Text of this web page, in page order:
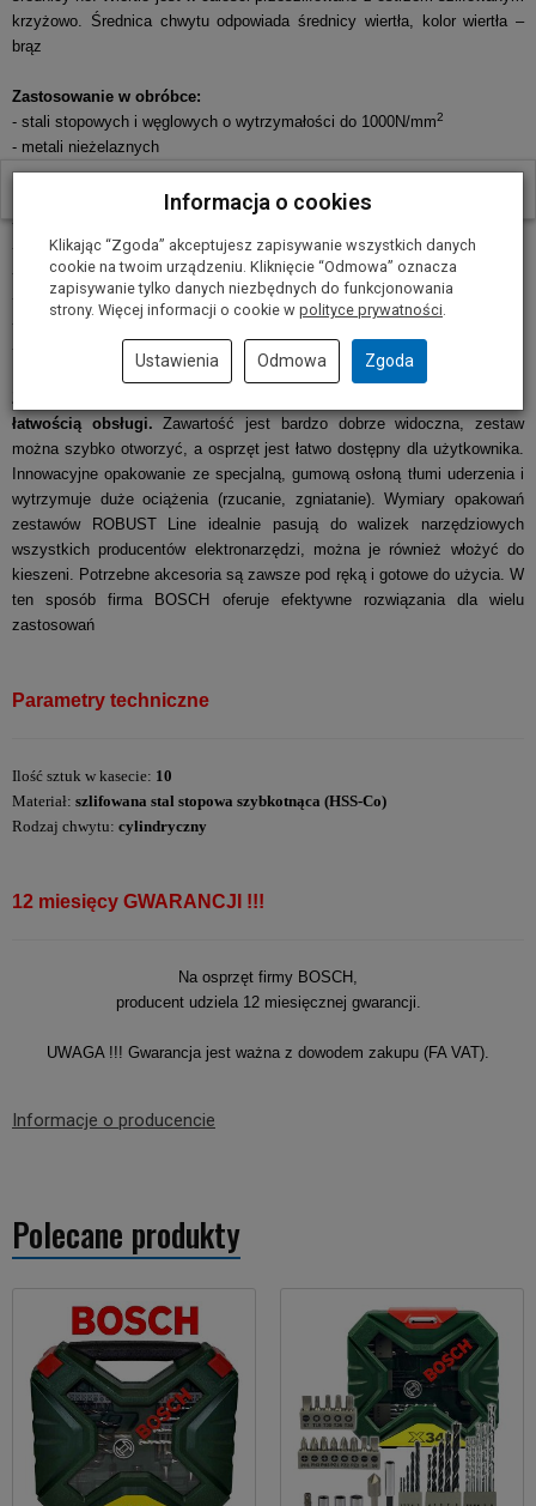
krzyżowo. Średnica chwytu odpowiada średnicy wiertła, kolor wiertła –
brąz
Zastosowanie w obróbce:
- stali stopowych i węglowych o wytrzymałości do 1000N/mm2
- metali nieżelaznych
- stali nierdzewnej
- stali sprężynowej
- żeliwa, żeliwa szarego
- spieków żelaza, żeliwa ciągliwego
- magnezu
- utwardzonych tworzyw sztucznych
- drewna i materiałów drewnopochodnych
Zestawy ROBUST Line odznaczają się wyjątkową wytrzymałością i
łatwością obsługi.Zawartość jest bardzo dobrze widoczna, zestaw
można szybko otworzyć, a osprzęt jest łatwo dostępny dla użytkownika.
Innowacyjne opakowanie ze specjalną, gumową osłoną tłumi uderzenia i
wytrzymuje duże ociążenia (rzucanie, zgniatanie). Wymiary opakowań
zestawów ROBUST Line idealnie pasują do walizek narzędziowych
wszystkich producentów elektronarzędzi, można je również włożyć do
kieszeni. Potrzebne akcesoria są zawsze pod ręką i gotowe do użycia. W
ten sposób firma BOSCH oferuje efektywne rozwiązania dla wielu
zastosowań
Parametry techniczne
Ilość sztuk w kasecie: 10
Materiał: szlifowana stal stopowa szybkotnąca (HSS-Co)
Rodzaj chwytu: cylindryczny
12 miesięcy GWARANCJI !!!
Na osprzęt firmy BOSCH,
producent udziela 12 miesięcznej gwarancji.
UWAGA !!! Gwarancja jest ważna z dowodem zakupu (FA VAT).
Informacje o producencie
Polecane produkty
W ostatnich 30 dniach produktem interesuje się
Informacja o cookies
Klikając “Zgoda” akceptujesz zapisywanie wszystkich danych
cookie na twoim urządzeniu. Kliknięcie “Odmowa” oznacza
zapisywanie tylko danych niezbędnych do funkcjonowania
strony. Więcej informacji o cookie w polityce prywatności
Ustawienia Odmowa Zgoda